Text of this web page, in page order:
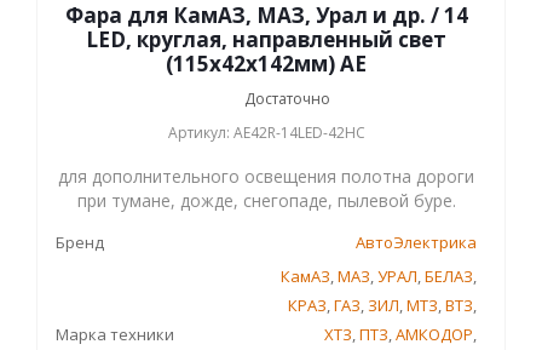
Фара для КамАЗ, МАЗ, Урал и др. / 14
LED, круглая, направленный свет
(115х42х142мм) АЕ
Достаточно
Артикул: AE42R-14LED-42HC
для дополнительного освещения полотна дороги
при тумане, дожде, снегопаде, пылевой буре.
Бренд АвтоЭлектрика
Марка техники
КамАЗ,МАЗ,УРАЛ,БЕЛАЗ,
КРАЗ,ГАЗ, ЗИЛ,МТЗ,ВТЗ,
ХТЗ,ПТЗ,АМКОДОР,